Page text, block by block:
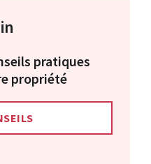
pratiques
propriété